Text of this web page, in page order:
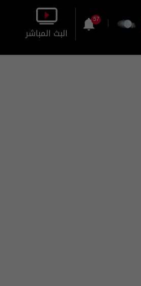
57
البث المباشر